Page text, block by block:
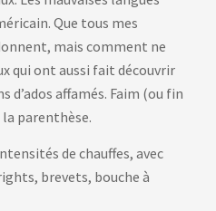
Que tous mes
mais comment ne
qui ont aussi fait découvrir
d’ados affamés. Faim (ou fin
parenthèse.
de chauffes, avec
brevets, bouche à